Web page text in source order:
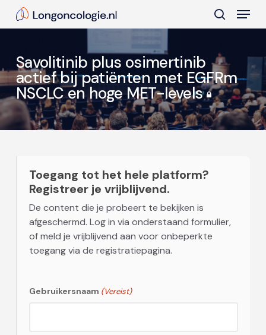
search
Menu
Savolitinib plus osimertinib
actief bij patiënten met EGFRm
NSCLC en hoge MET-levels
Toegang tot het hele platform?
Registreer je vrijblijvend.
De content die je probeert te bekijken is
afgeschermd. Log in via onderstaand formulier,
of meld je vrijblijvend aan voor onbeperkte
toegang via de registratiepagina.
Gebruikersnaam (Vereist)